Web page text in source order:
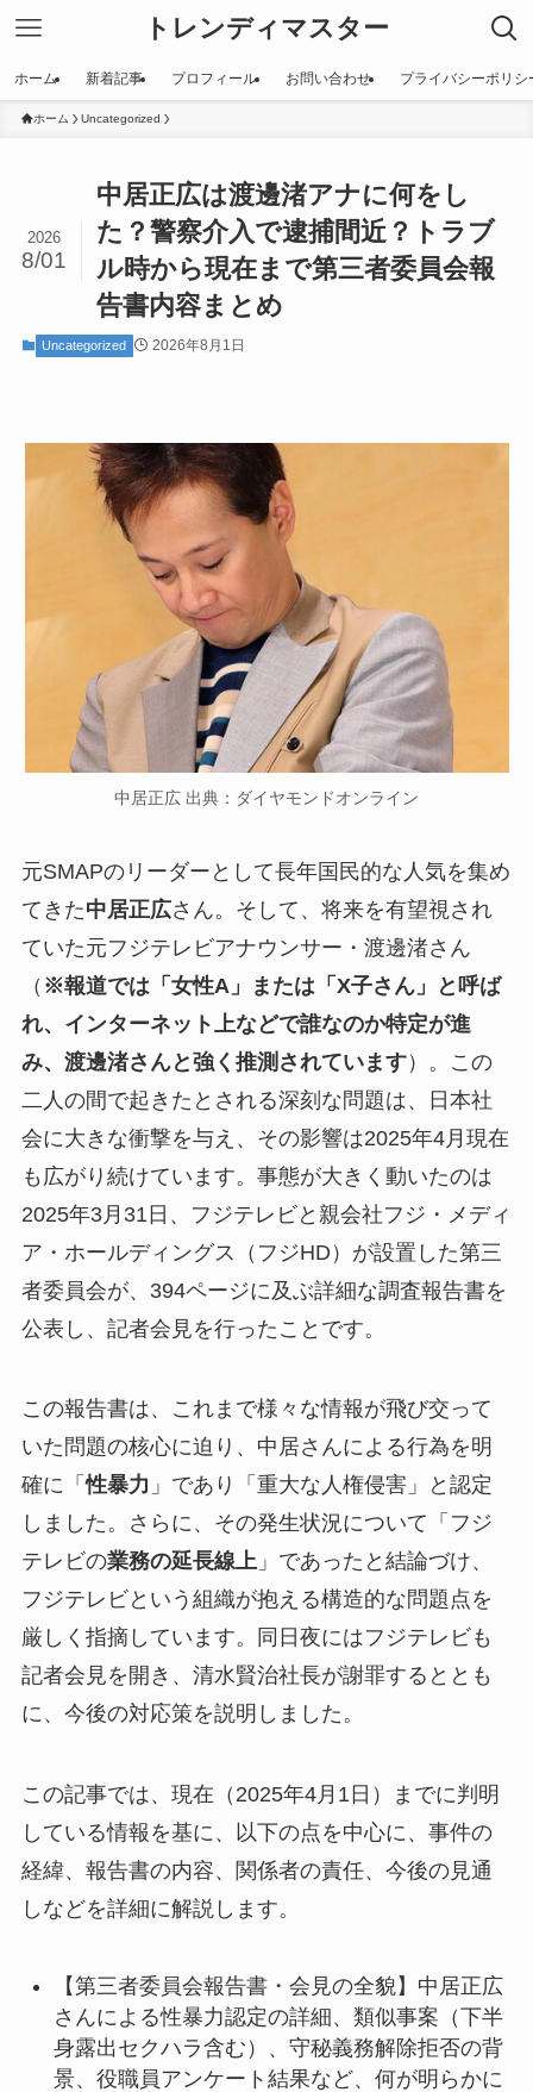
トレンディマスター
ホーム 新着記事 プロフィール お問い合わせ プライバシーポリシ
ホーム Uncategorized
中居正広は渡邊渚アナに何をし
た？警察介入で逮捕間近？トラブ
ル時から現在まで第三者委員会報
告書内容まとめ
2026
8/01
Uncategorized 2026年8月1日
中居正広 出典：ダイヤモンドオンライン
元SMAPのリーダーとして長年国民的な人気を集め
てきた中居正広さん。そして、将来を有望視され
ていた元フジテレビアナウンサー・渡邊渚さん
（ ※報道では「女性A」または「X子さん」と呼ば
れ、インターネット上などで誰なのか特定が進
み、渡邊渚さんと強く推測されています）。この
二人の間で起きたとされる深刻な問題は、日本社
会に大きな衝撃を与え、その影響は2025年4月現在
も広がり続けています。事態が大きく動いたのは
2025年3月31日、フジテレビと親会社フジ・メディ
ア・ホールディングス（フジHD）が設置した第三
者委員会が、394ページに及ぶ詳細な調査報告書を
公表し、記者会見を行ったことです。
この報告書は、これまで様々な情報が飛び交って
いた問題の核心に迫り、中居さんによる行為を明
確に「性暴力 」であり「重大な人権侵害」と認定
しました。さらに、その発生状況について「フジ
テレビの業務の延長線上」であったと結論づけ、
フジテレビという組織が抱える構造的な問題点を
厳しく指摘しています。同日夜にはフジテレビも
記者会見を開き、清水賢治社長が謝罪するととも
に、今後の対応策を説明しました。
この記事では、現在（2025年4月1日）までに判明
している情報を基に、以下の点を中心に、事件の
経緯、報告書の内容、関係者の責任、今後の見通
しなどを詳細に解説します。
【第三者委員会報告書・会見の全貌】中居正広
さんによる性暴力認定の詳細、類似事案（下半
身露出セクハラ含む）、守秘義務解除拒否の背
景、役職員アンケート結果など、何が明らかに